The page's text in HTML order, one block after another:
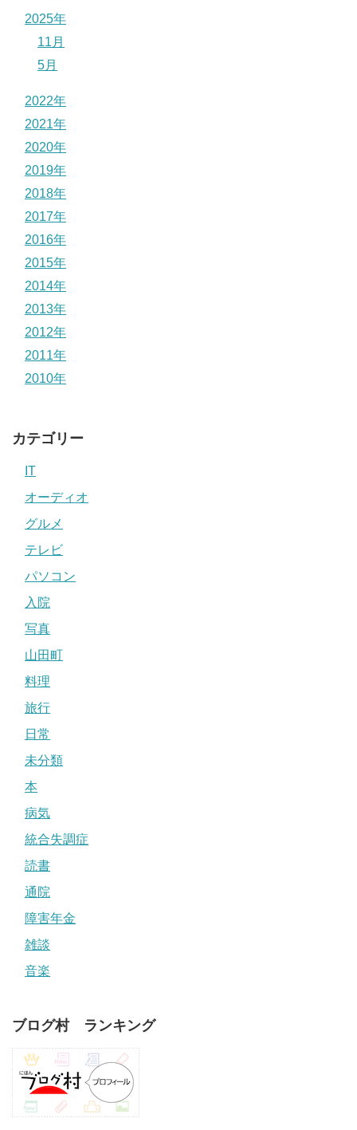
2025年
11月
5月
2022年
2021年
2020年
2019年
2018年
2017年
2016年
2015年
2014年
2013年
2012年
2011年
2010年
カテゴリー
IT
オーディオ
グルメ
テレビ
パソコン
入院
写真
山田町
料理
旅行
日常
未分類
本
病気
統合失調症
読書
通院
障害年金
雑談
音楽
ブログ村 ランキング